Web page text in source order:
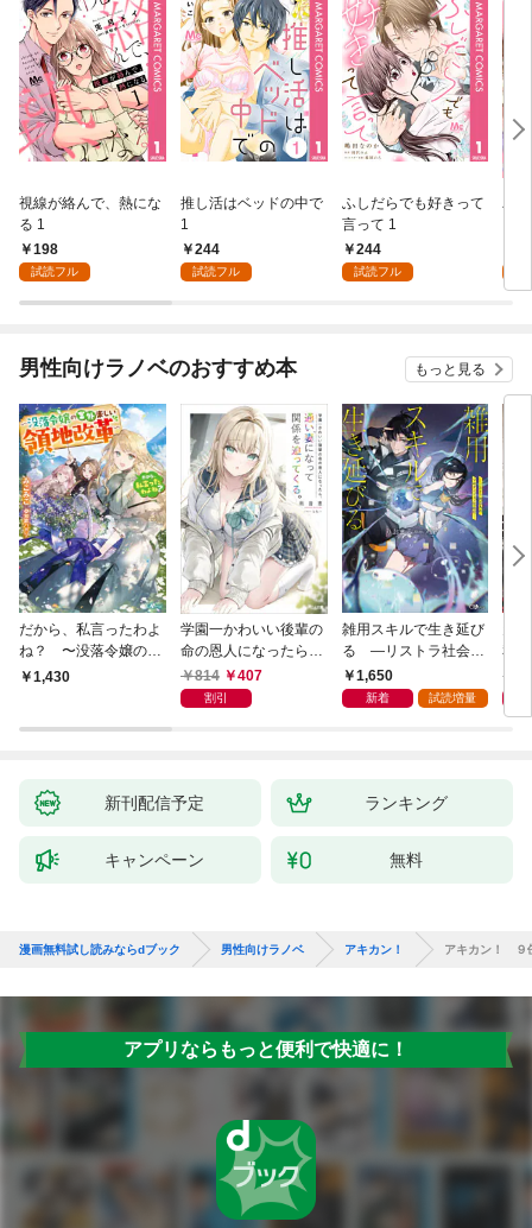
視線が絡んで、熱にな
る 1
198
試読フル
推し活はベッドの中で
1
244
試読フル
ふしだらでも好きって
言って 1
244
試読フル
パ
男性向けラノベのおすすめ本 もっと見る
だから、私言ったわよ
ね？ 〜没落令嬢の案
外楽しい領地改革〜
1,430
学園一かわいい後輩の
命の恩人になったら、
通い妻になって関係を
迫ってくる。
814 407
割引
雑用スキルで生き延び
る —リストラ社会人
のソロダンジョン攻略
記—
1,650
新着 試読増量
私
戻
し
新刊配信予定 ランキング
キャンペーン 無料
漫画無料試し読みならdブック 男性向けラノベ アキカン！ アキカン！ ９
アプリならもっと便利で快適に！